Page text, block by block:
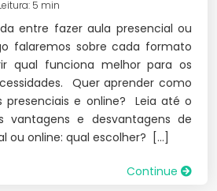
5 min
entre fazer aula presencial ou
falaremos sobre cada formato
qual funciona melhor para os
Quer aprender como
presenciais e online? Leia até o
vantagens e desvantagens de
ou online: qual escolher? […]
Continue